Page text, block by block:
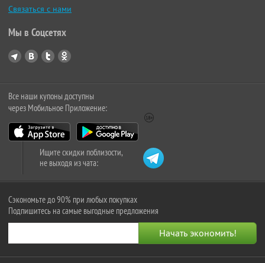
Связаться с нами
Мы в Соцсетях
Все наши купоны доступны
через Мобильное Приложение:
Ищите скидки поблизости,
не выходя из чата:
Сэкономьте до 90% при любых покупках
Подпишитесь на самые выгодные предложения